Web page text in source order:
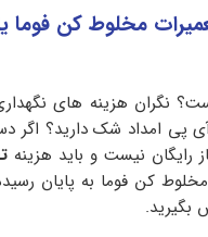
مخلوط کن فوما
نگران هزینه های
پی امداد شک دارید؟ اگر
رایگان نیست و باید هزینه
کن فوما به پایان
بگیرید.